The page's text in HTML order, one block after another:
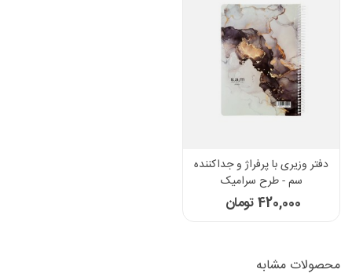
دفتر وزیری با پرفراژ و جداکننده
سم - طرح سرامیک
420,000 تومان
محصولات مشابه